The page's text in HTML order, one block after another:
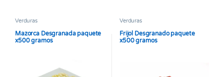
Verduras
Mazorca Desgranada paquete
x500 gramos
Verduras
Frijol Desgranado paquete
x500 gramos